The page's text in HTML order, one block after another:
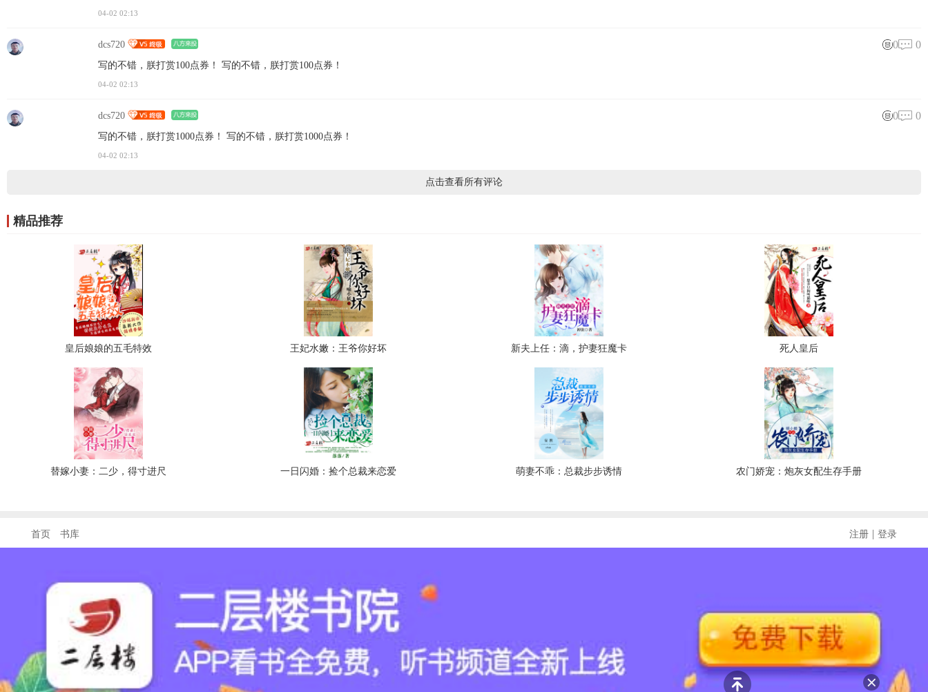
04-02 02:13
dcs720 0 0
写的不错，朕打赏100点券！ 写的不错，朕打赏100点券！
04-02 02:13
dcs720 0 0
写的不错，朕打赏1000点券！ 写的不错，朕打赏1000点券！
04-02 02:13
点击查看所有评论
精品推荐
皇后娘娘的五毛特效 王妃水嫩：王爷你好坏 新夫上任：滴，护妻狂魔卡 死人皇后
替嫁小妻：二少，得寸进尺 一日闪婚：捡个总裁来恋爱 萌妻不乖：总裁步步诱情 农门娇宠：炮灰女配生存手册
首页 书库 注册 | 登录
在线时间: 9:00--21:00
商务合作: QQ 3222845513
E-mail: 32228455132@qq.com
京ICP备14038206号-1